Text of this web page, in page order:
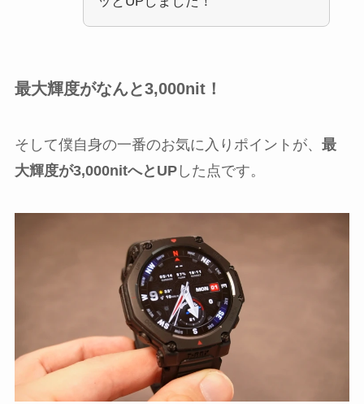
最大輝度がなんと3,000nit！
そして僕自身の一番のお気に入りポイントが、 最
大輝度が3,000nitへとUPした点です。